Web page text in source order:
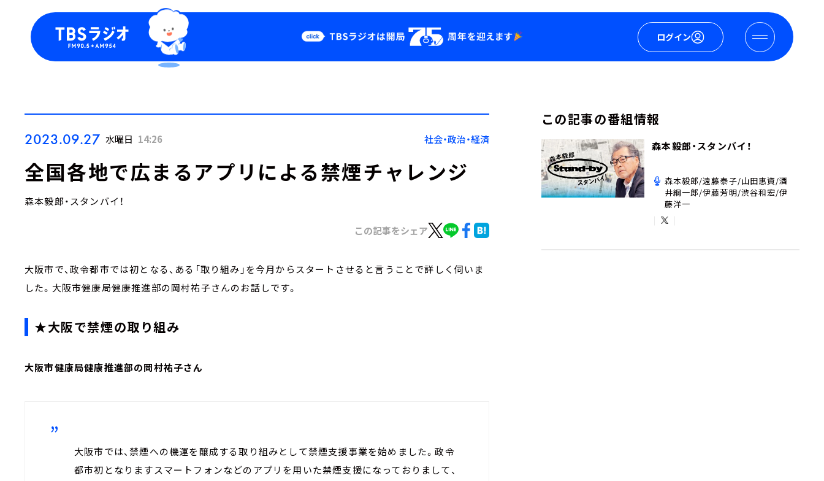
ログイン
Podcast
YouTube
会社情報
2023.09.27 水曜日 14:26 社会・政治・経済
全国各地で広まるアプリによる禁煙チャレンジ
森本毅郎・スタンバイ！
この記事をシェア
大阪市で、政令都市では初となる、ある「取り組み」を今月からスタートさせると言うことで詳しく伺いま
した。大阪市健康局健康推進部の岡村祐子さんのお話しです。
★大阪で禁煙の取り組み
大阪市健康局健康推進部の岡村祐子さん
大阪市では、禁煙への機運を醸成する取り組みとして禁煙支援事業を始めました。政令
都市初となりますスマートフォンなどのアプリを用いた禁煙支援になっておりまして、
この記事の番組情報
森本毅郎・スタンバイ！
森本毅郎/遠藤泰子/山田惠資/酒
井綱一郎/伊藤芳明/渋谷和宏/伊
藤洋一